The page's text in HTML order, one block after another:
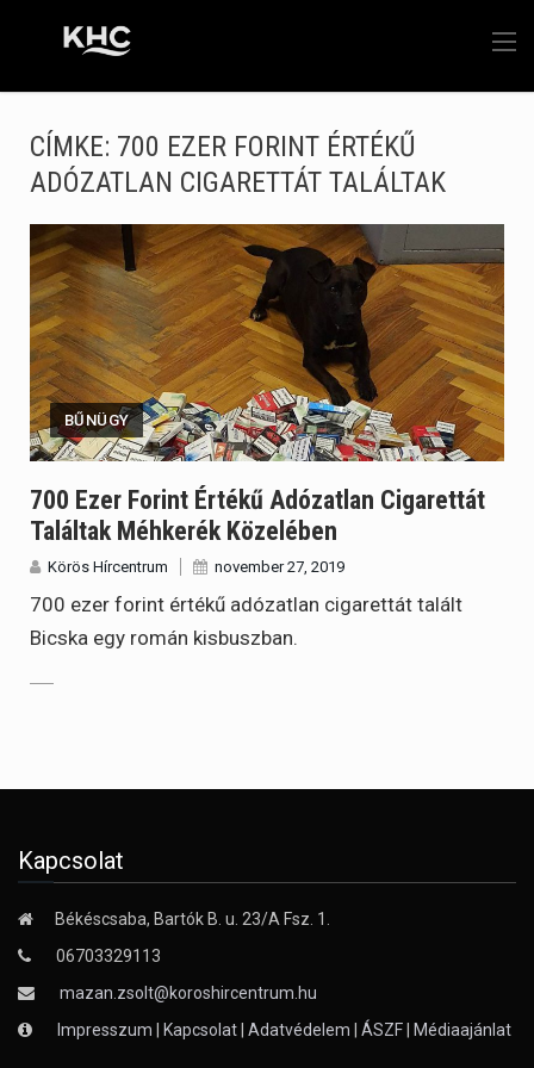
CÍMKE: 700 EZER FORINT ÉRTÉKŰ
ADÓZATLAN CIGARETTÁT TALÁLTAK
BŰNÜGY
700 Ezer Forint Értékű Adózatlan Cigarettát
Találtak Méhkerék Közelében
Körös Hírcentrum november 27, 2019
700 ezer forint értékű adózatlan cigarettát talált
Bicska egy román kisbuszban.
Kapcsolat
Békéscsaba, Bartók B. u. 23/A Fsz. 1.
06703329113
mazan.zsolt@koroshircentrum.hu
Impresszum
Kapcsolat Adatvédelem ÁSZF Médiaajánlat